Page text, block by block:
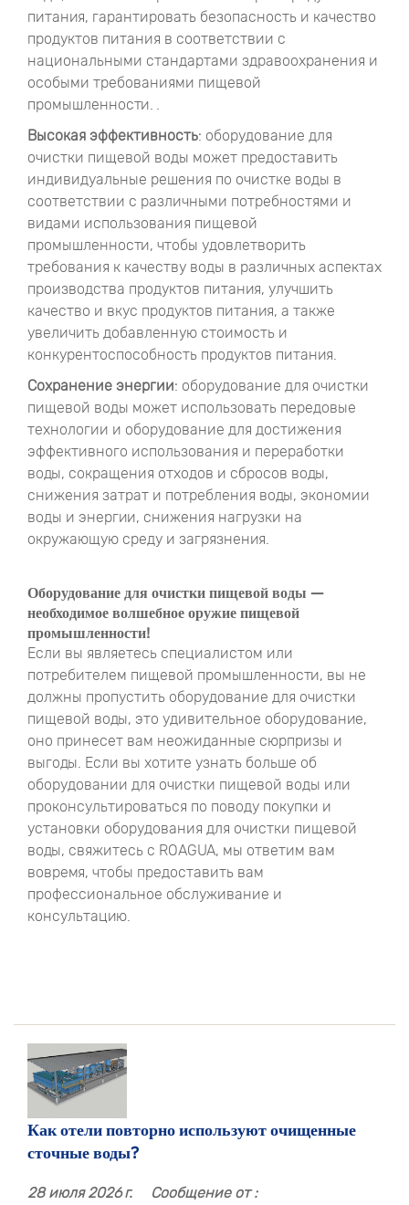
питания, гарантировать безопасность и качество
продуктов питания в соответствии с
национальными стандартами здравоохранения и
особыми требованиями пищевой
промышленности. .
Высокая эффективность: оборудование для
очистки пищевой воды может предоставить
индивидуальные решения по очистке воды в
соответствии с различными потребностями и
видами использования пищевой
промышленности, чтобы удовлетворить
требования к качеству воды в различных аспектах
производства продуктов питания, улучшить
качество и вкус продуктов питания, а также
увеличить добавленную стоимость и
конкурентоспособность продуктов питания.
Сохранение энергии: оборудование для очистки
пищевой воды может использовать передовые
технологии и оборудование для достижения
эффективного использования и переработки
воды, сокращения отходов и сбросов воды,
снижения затрат и потребления воды, экономии
воды и энергии, снижения нагрузки на
окружающую среду и загрязнения.
Оборудование для очистки пищевой воды —
необходимое волшебное оружие пищевой
промышленности!
Если вы являетесь специалистом или
потребителем пищевой промышленности, вы не
должны пропустить оборудование для очистки
пищевой воды, это удивительное оборудование,
оно принесет вам неожиданные сюрпризы и
выгоды. Если вы хотите узнать больше об
оборудовании для очистки пищевой воды или
проконсультироваться по поводу покупки и
установки оборудования для очистки пищевой
воды, свяжитесь с ROAGUA, мы ответим вам
вовремя, чтобы предоставить вам
профессиональное обслуживание и
консультацию.
Как отели повторно используют очищенные
сточные воды?
28 июля 2026 г. Сообщение от :